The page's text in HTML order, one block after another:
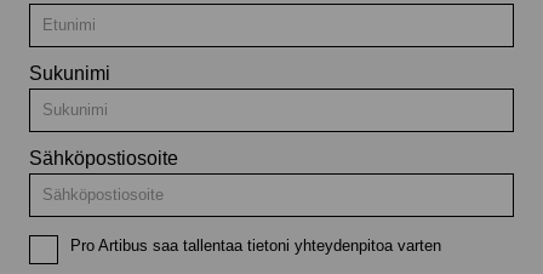
Sukunimi
Sähköpostiosoite
Pro Artibus saa tallentaa tietoni yhteydenpitoa varten